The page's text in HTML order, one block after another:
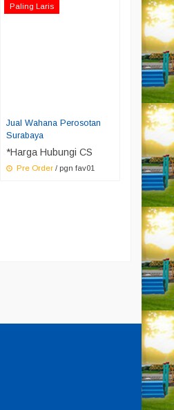
Paling Laris
Jual Wahana Perosotan
Surabaya
*Harga Hubungi CS
Pre Order / pgn fav01